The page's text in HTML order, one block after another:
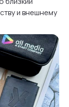
и внешнему